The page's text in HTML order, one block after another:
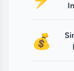
💰